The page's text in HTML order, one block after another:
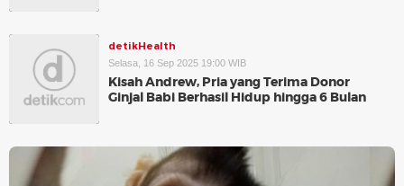
detikHealth
Selasa, 16 Sep 2025 19:00 WIB
Kisah Andrew, Pria yang Terima Donor
Ginjal Babi Berhasil Hidup hingga 6 Bulan